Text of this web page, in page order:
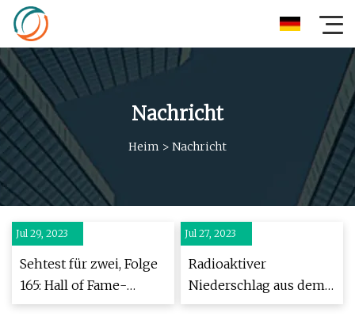
Nachricht
Heim > Nachricht
Jul 29, 2023
Sehtest für zwei, Folge
165: Hall of Fame-
Präsident Jim Porter
Jul 27, 2023
Radioaktiver
Niederschlag aus dem
Trinity-Atomtest